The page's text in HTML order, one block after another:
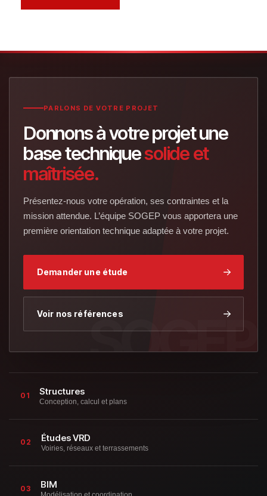
PARLONS DE VOTRE PROJET
Donnons à votre projet une
base techniquesolide et
maîtrisée.
Présentez-nous votre opération, ses contraintes et la
mission attendue. L’équipe SOGEP vous apportera une
première orientation technique adaptée à votre projet.
Demander une étude
Voir nos références
01 Structures
Conception, calcul et plans
02 Études VRD
Voiries, réseaux et terrassements
03 BIM